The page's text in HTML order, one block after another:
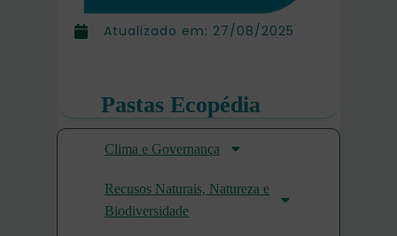
Atualizado em: 27/08/2025
Pastas Ecopédia
Clima e Governança
Recusos Naturais, Natureza e
Biodiversidade